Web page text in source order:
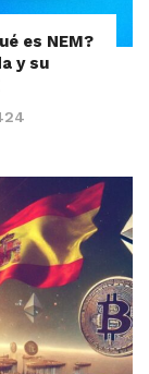
es NEM?
y su